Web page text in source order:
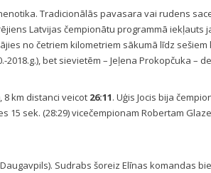
Tradicionālās pavasara vai rudens
Latvijas čempionātu programmā iekļauts
no četriem kilometriem sākumā līdz sešiem
bet sievietēm – Jeļena Prokopčuka –
8 km distanci veicot 26:11. Uģis Jocis bija
sek. (28:29) vicečempionam Robertam
Sudrabs šoreiz Elīnas komandas